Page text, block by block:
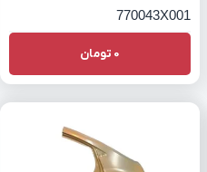
770043X001
0 تومان